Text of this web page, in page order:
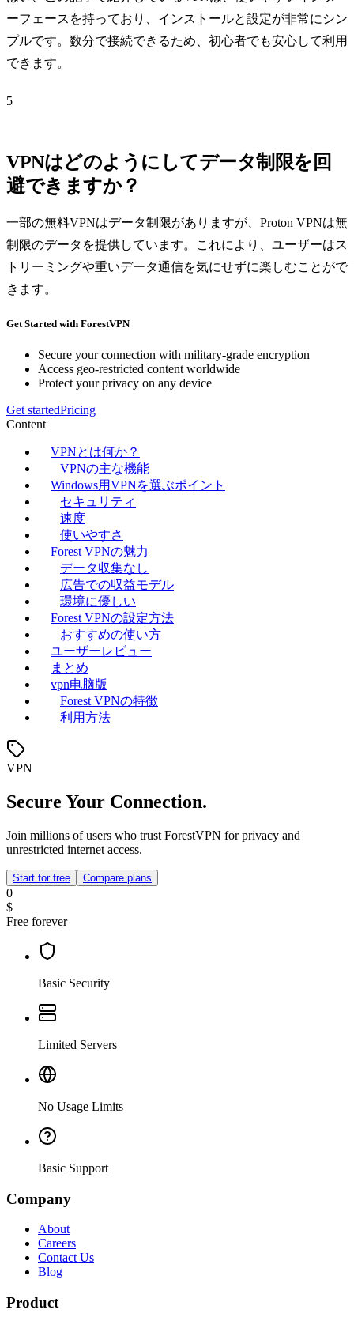
ーフェースを持っており、インストールと設定が非常にシン
プルです。数分で接続できるため、初心者でも安心して利用
できます。
5
VPNはどのようにしてデータ制限を回
避できますか？
一部の無料VPNはデータ制限がありますが、Proton VPNは無
制限のデータを提供しています。これにより、ユーザーはス
トリーミングや重いデータ通信を気にせずに楽しむことがで
きます。
Get Started with ForestVPN
Secure your connection with military-grade encryption
Access geo-restricted content worldwide
Protect your privacy on any device
Get startedPricing
Content
VPNとは何か？
VPNの主な機能
Windows用VPNを選ぶポイント
セキュリティ
速度
使いやすさ
Forest VPNの魅力
データ収集なし
広告での収益モデル
環境に優しい
Forest VPNの設定方法
おすすめの使い方
ユーザーレビュー
まとめ
vpn电脑版
Forest VPNの特徴
利用方法
VPN
Secure Your Connection.
Join millions of users who trust ForestVPN for privacy and
unrestricted internet access.
Start for free Compare plans
0
$
Free forever
Basic Security
Limited Servers
No Usage Limits
Basic Support
Company
About
Careers
Contact Us
Blog
Product